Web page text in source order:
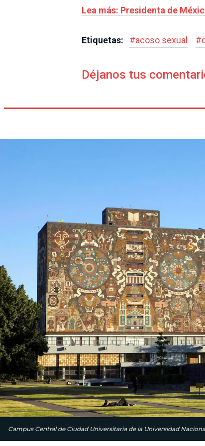
Lea más: Presidenta de
Etiquetas: #acoso sexual #
Déjanos tus
Campus Central de Ciudad Universitaria de la Universidad